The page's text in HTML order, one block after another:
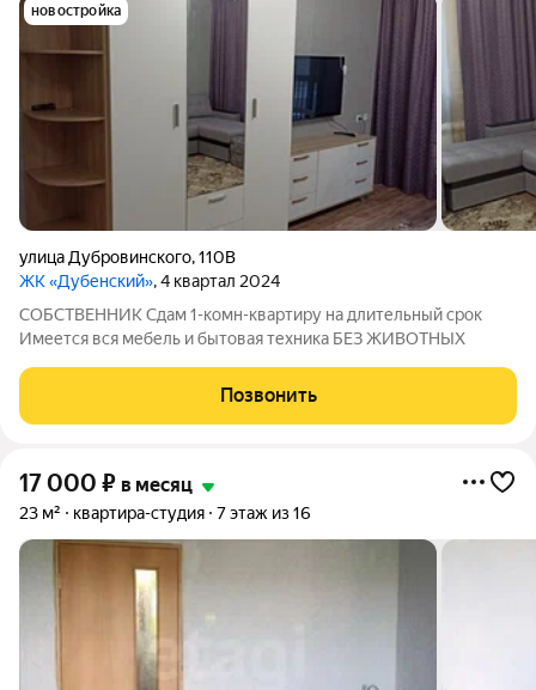
новостройка
улица Дубровинского,110В
ЖК «Дубенский», 4 квартал 2024
СОБСТВЕННИК Сдам 1-комн-квартиру на длительный срок
Имеется вся мебель и бытовая техника БЕЗ ЖИВОТНЫХ
Позвонить
17 000 ₽ в месяц
23 м² квартира-студия 7 этаж из 16